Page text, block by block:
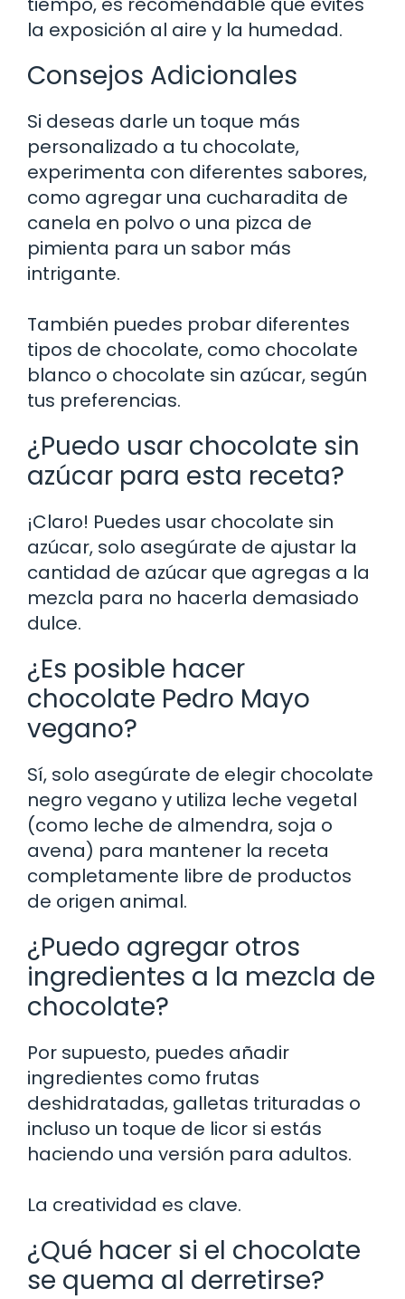
la exposición al aire y la humedad.
Consejos Adicionales
Si deseas darle un toque más
personalizado a tu chocolate,
experimenta con diferentes sabores,
como agregar una cucharadita de
canela en polvo o una pizca de
pimienta para un sabor más
intrigante.
También puedes probar diferentes
tipos de chocolate, como chocolate
blanco o chocolate sin azúcar, según
tus preferencias.
¿Puedo usar chocolate sin
azúcar para esta receta?
¡Claro! Puedes usar chocolate sin
azúcar, solo asegúrate de ajustar la
cantidad de azúcar que agregas a la
mezcla para no hacerla demasiado
dulce.
¿Es posible hacer
chocolate Pedro Mayo
vegano?
Sí, solo asegúrate de elegir chocolate
negro vegano y utiliza leche vegetal
(como leche de almendra, soja o
avena) para mantener la receta
completamente libre de productos
de origen animal.
¿Puedo agregar otros
ingredientes a la mezcla de
chocolate?
Por supuesto, puedes añadir
ingredientes como frutas
deshidratadas, galletas trituradas o
incluso un toque de licor si estás
haciendo una versión para adultos.
La creatividad es clave.
¿Qué hacer si el chocolate
se quema al derretirse?